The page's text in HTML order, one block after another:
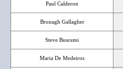
Paul Calderon
Bronagh Gallagher
Steve Buscemi
Maria De Medeiros